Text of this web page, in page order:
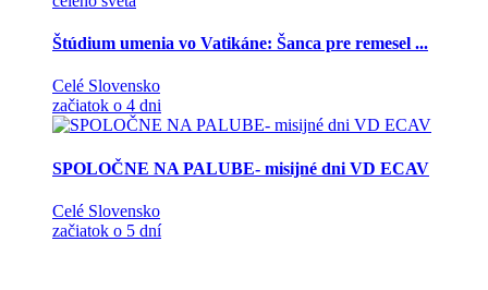
Štúdium umenia vo Vatikáne: Šanca pre remesel ...
Celé Slovensko
začiatok o 4 dni
SPOLOČNE NA PALUBE- misijné dni VD ECAV
Celé Slovensko
začiatok o 5 dní